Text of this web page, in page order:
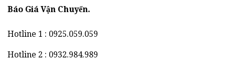
Báo Giá Vận Chuyển.
Hotline 1 : 0925.059.059
Hotline 2 : 0932.984.989